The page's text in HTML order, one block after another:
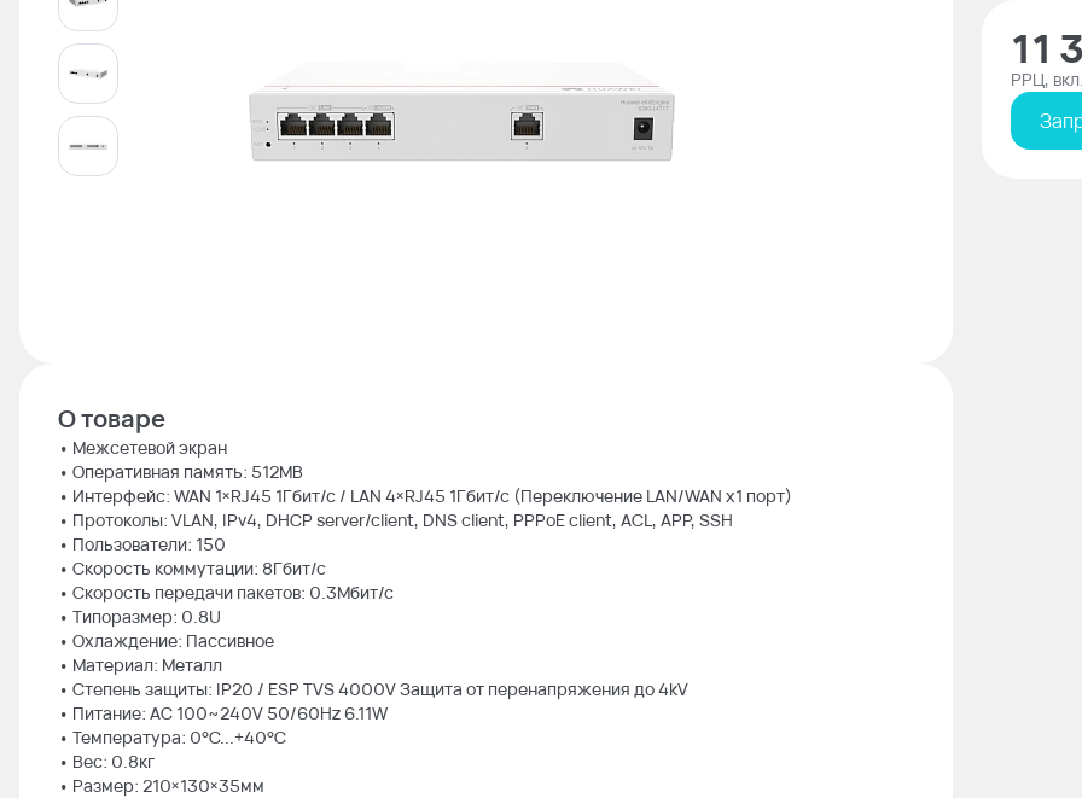
О товаре
• Межсетевой экран
• Оперативная память: 512MB
• Интерфейс: WAN 1×RJ45 1Гбит/с / LAN 4×RJ45 1Гбит/с (Переключение LAN/WAN x1 порт)
• Протоколы: VLAN, IPv4, DHCP server/client, DNS client, PPPoE client, ACL, APP, SSH
• Пользователи: 150
• Скорость коммутации: 8Гбит/с
• Скорость передачи пакетов: 0.3Мбит/с
• Типоразмер: 0.8U
• Охлаждение: Пассивное
• Материал: Металл
• Степень защиты: IP20 / ESP TVS 4000V Защита от перенапряжения до 4kV
• Питание: AC 100~240V 50/60Hz 6.11W
• Температура: 0°C...+40°C
• Вес: 0.8кг
• Размер: 210×130×35мм
11
РРЦ,